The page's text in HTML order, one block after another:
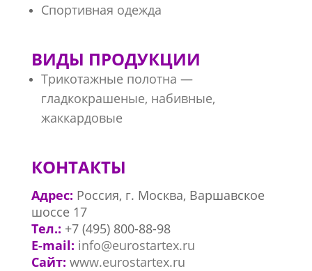
Спортивная одежда
ВИДЫ ПРОДУКЦИИ
Трикотажные полотна —
гладкокрашеные, набивные,
жаккардовые
КОНТАКТЫ
Адрес: Россия, г. Москва, Варшавское
шоссе 17
Тел.: +7 (495) 800-88-98
E-mail: info@eurostartex.ru
Сайт: www.eurostartex.ru